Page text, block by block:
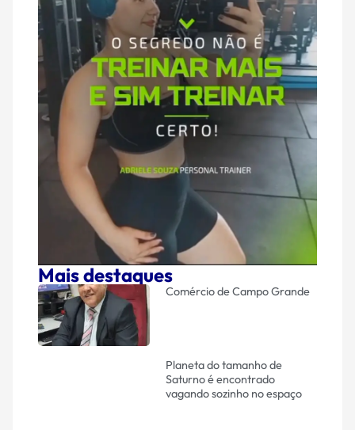
Mais destaques
Comércio de Campo Grande
Planeta do tamanho de
Saturno é encontrado
vagando sozinho no espaço